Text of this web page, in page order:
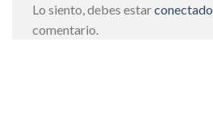
Lo siento, debes estarconectado
comentario.